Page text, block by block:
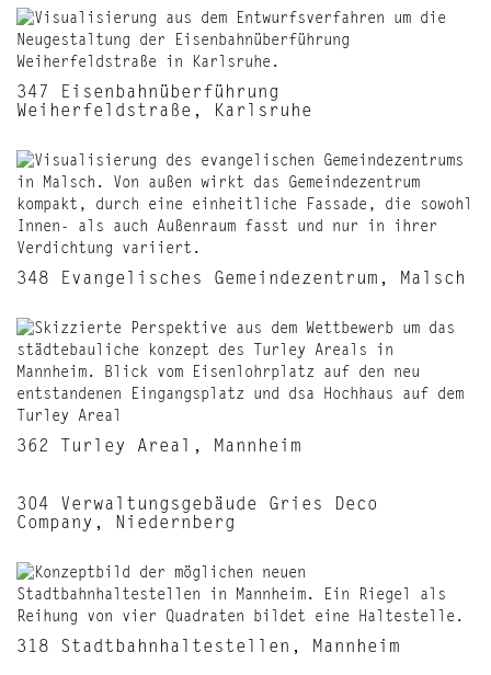
347 Eisenbahnüberführung
Weiherfeldstraße, Karlsruhe
348 Evangelisches Gemeindezentrum, Malsch
362 Turley Areal, Mannheim
304 Verwaltungsgebäude Gries Deco
Company, Niedernberg
318 Stadtbahnhaltestellen, Mannheim